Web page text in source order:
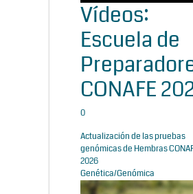
Vídeos:
Escuela de
CONAFE
0
Actualización de las pruebas
genómicas de Hembras
2026
Genética/Genómica